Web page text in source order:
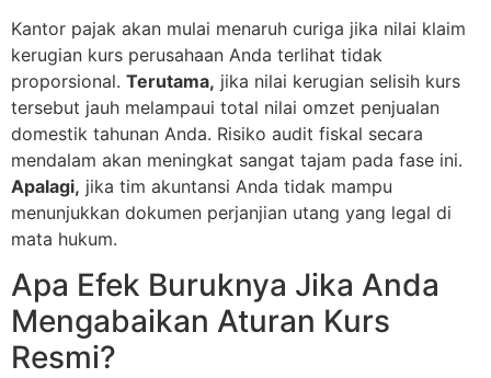
Kantor pajak akan mulai menaruh curiga jika nilai klaim
kerugian kurs perusahaan Anda terlihat tidak
proporsional. Terutama, jika nilai kerugian selisih kurs
tersebut jauh melampaui total nilai omzet penjualan
domestik tahunan Anda. Risiko audit fiskal secara
mendalam akan meningkat sangat tajam pada fase ini.
Apalagi, jika tim akuntansi Anda tidak mampu
menunjukkan dokumen perjanjian utang yang legal di
mata hukum.
Apa Efek Buruknya Jika Anda
Mengabaikan Aturan Kurs
Resmi?